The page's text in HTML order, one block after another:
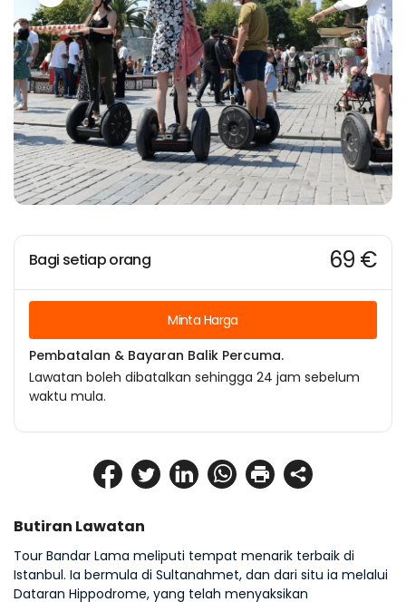
Butiran Lawatan
Tour Bandar Lama meliputi tempat menarik terbaik di
Istanbul. Ia bermula di Sultanahmet, dan dari situ ia melalui
Dataran Hippodrome, yang telah menyaksikan
Bagi setiap orang 69 €
Minta Harga
Pembatalan & Bayaran Balik Percuma.
Lawatan boleh dibatalkan sehingga 24 jam sebelum
waktu mula.